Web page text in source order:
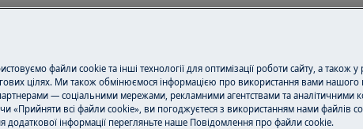
вимкніть прилад і
для важких приладів потрібно
файли cookie та інші технології для оптимізації роботи сайту, а також у
цілях. Ми також обмінюємося інформацією про використання вами нашого
— соціальними мережами, рекламними агентствами та аналітичними
«Прийняти всі файли cookie», ви погоджуєтеся з використанням нами файлів
додаткової інформації перегляньте наше Пoвідомлення прo файли cookie.